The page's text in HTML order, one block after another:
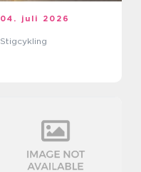
04. juli 2026
Stigcykling